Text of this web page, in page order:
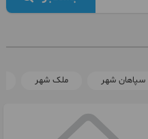
سپاهان شهر ملک شهر